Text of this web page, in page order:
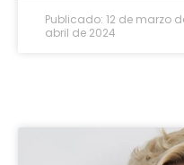
Publicado: 12 de marzo
abril de 2024